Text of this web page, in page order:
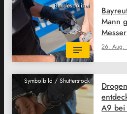
Bundespolizei
26. Aug.
Mann
Symbolbild / Shutterstock
A9 bei